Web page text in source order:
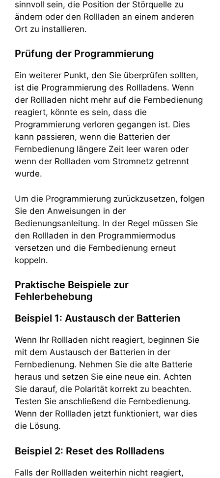
sinnvoll sein, die Position der Störquelle zu
ändern oder den Rollladen an einem anderen
Ort zu installieren.
Prüfung der Programmierung
Ein weiterer Punkt, den Sie überprüfen sollten,
ist die Programmierung des Rollladens. Wenn
der Rollladen nicht mehr auf die Fernbedienung
reagiert, könnte es sein, dass die
Programmierung verloren gegangen ist. Dies
kann passieren, wenn die Batterien der
Fernbedienung längere Zeit leer waren oder
wenn der Rollladen vom Stromnetz getrennt
wurde.
Um die Programmierung zurückzusetzen, folgen
Sie den Anweisungen in der
Bedienungsanleitung. In der Regel müssen Sie
den Rollladen in den Programmiermodus
versetzen und die Fernbedienung erneut
koppeln.
Praktische Beispiele zur
Fehlerbehebung
Beispiel 1: Austausch der Batterien
Wenn Ihr Rollladen nicht reagiert, beginnen Sie
mit dem Austausch der Batterien in der
Fernbedienung. Nehmen Sie die alte Batterie
heraus und setzen Sie eine neue ein. Achten
Sie darauf, die Polarität korrekt zu beachten.
Testen Sie anschließend die Fernbedienung.
Wenn der Rollladen jetzt funktioniert, war dies
die Lösung.
Beispiel 2: Reset des Rollladens
Falls der Rollladen weiterhin nicht reagiert,